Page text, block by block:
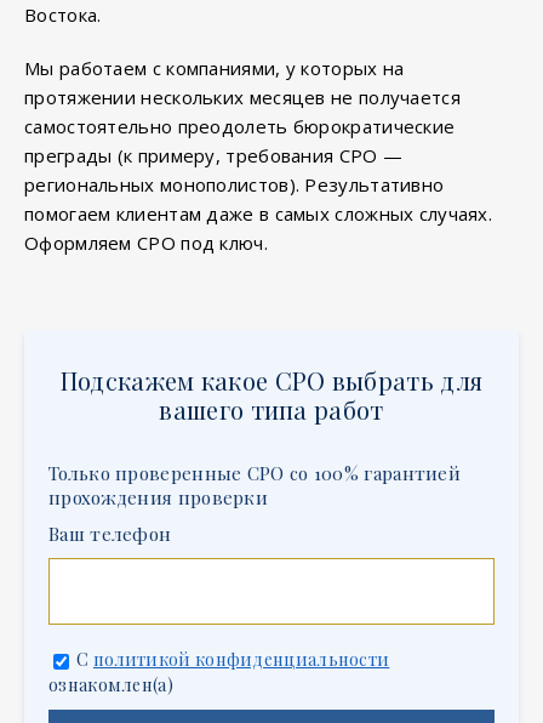
Востока.
Мы работаем с компаниями, у которых на
протяжении нескольких месяцев не получается
самостоятельно преодолеть бюрократические
преграды (к примеру, требования СРО —
региональных монополистов). Результативно
помогаем клиентам даже в самых сложных случаях.
Оформляем СРО под ключ.
Подскажем какое СРО выбрать для
вашего типа работ
Только проверенные СРО со 100% гарантией
прохождения проверки
Ваш телефон
С политикой конфиденциальности
ознакомлен(а)